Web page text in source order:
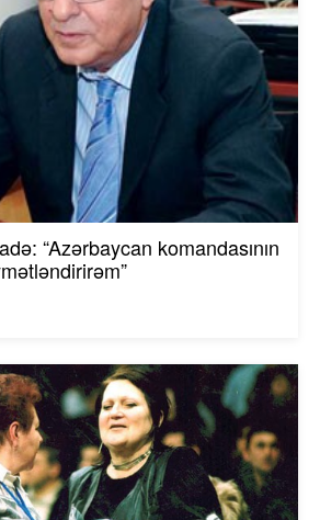
“Azərbaycan komandasının